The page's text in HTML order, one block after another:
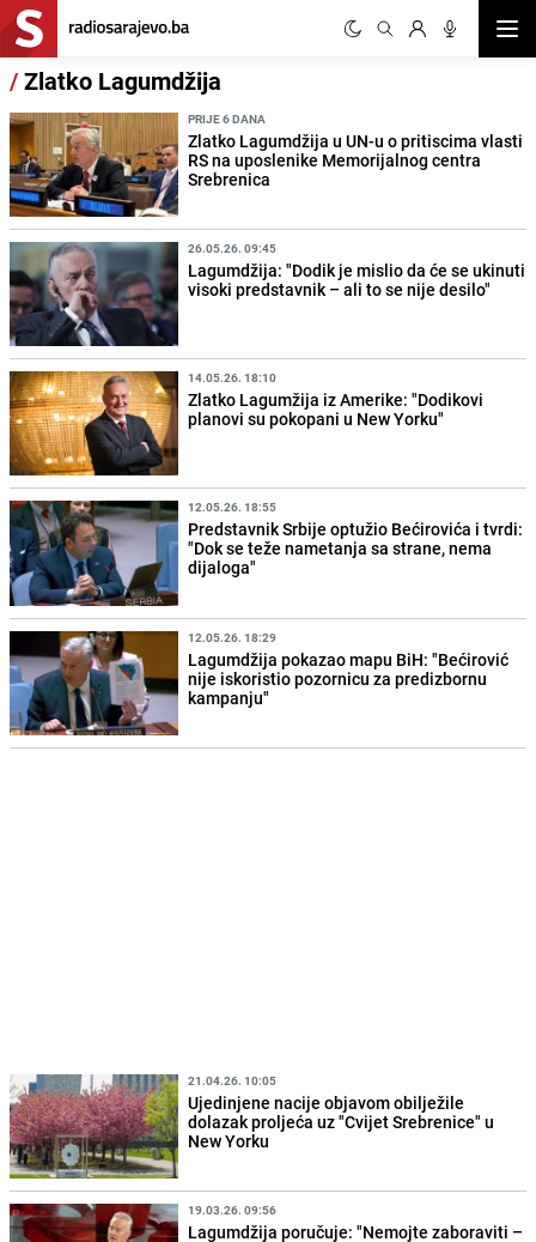
/Zlatko Lagumdžija
PRIJE 6 DANA
Zlatko Lagumdžija u UN-u o pritiscima vlasti
RS na uposlenike Memorijalnog centra
Srebrenica
26.05.26. 09:45
Lagumdžija: "Dodik je mislio da će se ukinuti
visoki predstavnik – ali to se nije desilo"
14.05.26. 18:10
Zlatko Lagumžija iz Amerike: "Dodikovi
planovi su pokopani u New Yorku"
12.05.26. 18:55
Predstavnik Srbije optužio Bećirovića i tvrdi:
"Dok se teže nametanja sa strane, nema
dijaloga"
12.05.26. 18:29
Lagumdžija pokazao mapu BiH: "Bećirović
nije iskoristio pozornicu za predizbornu
kampanju"
21.04.26. 10:05
Ujedinjene nacije objavom obilježile
dolazak proljeća uz "Cvijet Srebrenice" u
New Yorku
19.03.26. 09:56
Lagumdžija poručuje: "Nemojte zaboraviti –